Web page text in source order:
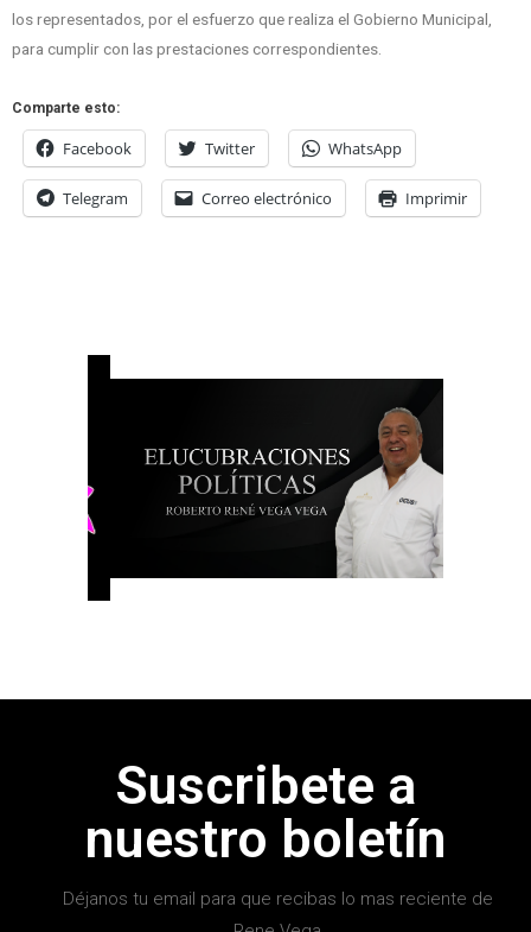
los representados, por el esfuerzo que realiza el Gobierno Municipal,
para cumplir con las prestaciones correspondientes.
Comparte esto:
Facebook Twitter WhatsApp
Telegram Correo electrónico Imprimir
Suscribete a
nuestro boletín
Déjanos tu email para que recibas lo mas reciente de